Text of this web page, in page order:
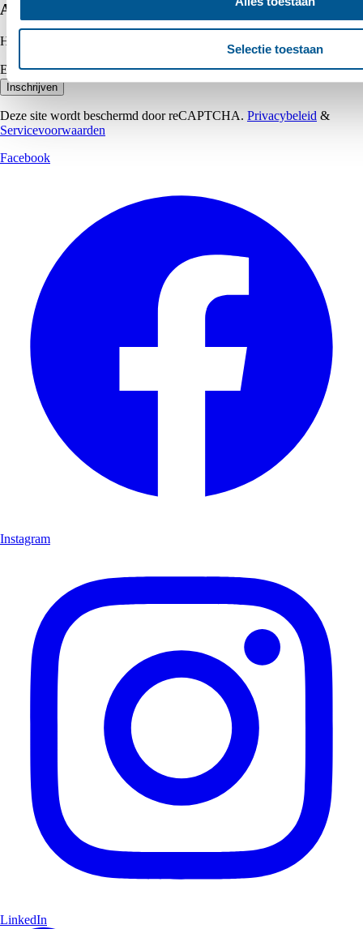
Selectie toestaan
Abonneer op onze nieuwsbrief
Het laatste nieuws, korting en inspiratie in je mailbox.
E-mailadres
Inschrijven
Deze site wordt beschermd door reCAPTCHA. Privacybeleid &
Servicevoorwaarden
Facebook
Instagram
LinkedIn